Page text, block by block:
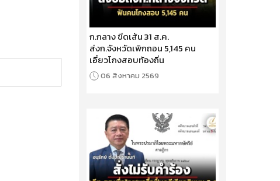
ก.กลาง ขีดเส้น 31 ส.ค.
ส่งก.จังหวัดเพิกถอน 5,145 คน
เอี่ยวโกงสอบท้องถิ่น
06 สิงหาคม 2569